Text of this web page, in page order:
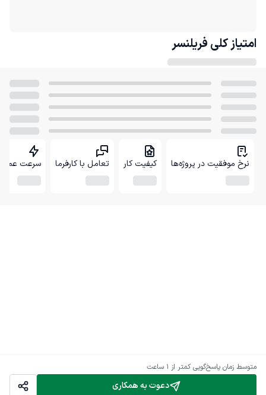
دعوت به همکاری
متوسط زمان پاسخ‌گویی کمتر از 1 ساعت
امتیاز کلی فریلنسر
نرخ موفقیت در پروژه‌ها کیفیت کار تعامل با کارفرما سرعت عمل